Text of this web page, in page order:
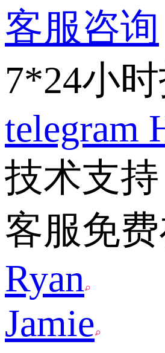
客服咨询
7*24小
telegram
技术支持
客服免
Ryan
Jamie